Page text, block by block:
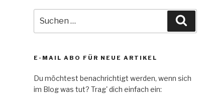
nach:
E-MAIL ABO FÜR NEUE ARTIKEL
Du möchtest benachrichtigt werden, wenn sich
im Blog was tut? Trag' dich einfach ein: